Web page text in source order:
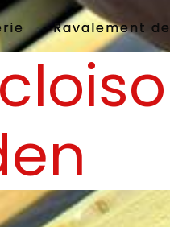
Ravalement